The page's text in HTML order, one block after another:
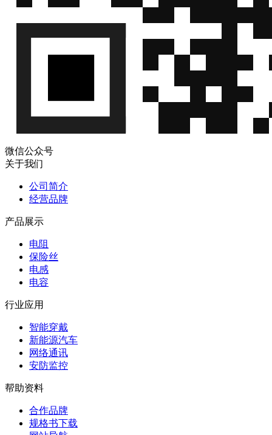
微信公众号
关于我们
公司简介
经营品牌
产品展示
电阻
保险丝
电感
电容
行业应用
智能穿戴
新能源汽车
网络通讯
安防监控
帮助资料
合作品牌
规格书下载